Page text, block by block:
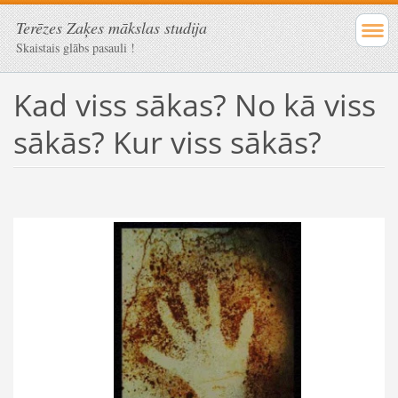
Terēzes Zaķes mākslas studija
Skaistais glābs pasauli !
Kad viss sākas? No kā viss
sākās? Kur viss sākās?